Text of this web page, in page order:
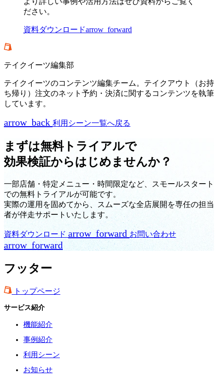
ださい。
資料ダウンロードarrow_forward
テイクイーツ編集部
テイクイーツのコンテンツ編集チーム。テイクアウト（お持
ち帰り）注文のネット予約・決済に関するコンテンツを執筆
しています。
arrow_back 利用シーン一覧へ戻る
まずは無料トライアルで
効果検証からはじめませんか？
一部店舗・特定メニュー・時間限定など、スモールスタート
での無料トライアルが可能です。
実際の運用を固めてから、スムーズな全店展開を専任の担当
者が伴走サポートいたします。
資料ダウンロード arrow_forward お問い合わせ
arrow_forward
フッター
トップページ
サービス紹介
機能紹介
事例紹介
利用シーン
お知らせ